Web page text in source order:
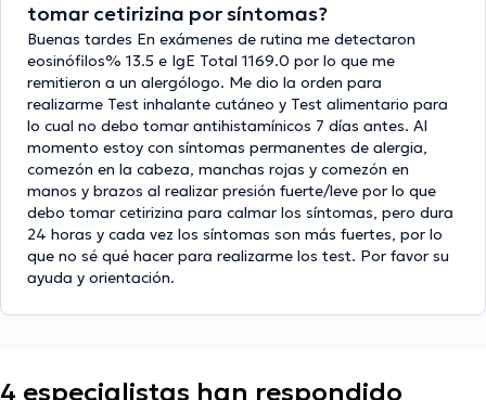
tomar cetirizina por síntomas?
Buenas tardes En exámenes de rutina me detectaron
eosinófilos% 13.5 e IgE Total 1169.0 por lo que me
remitieron a un alergólogo. Me dio la orden para
realizarme Test inhalante cutáneo y Test alimentario para
lo cual no debo tomar antihistamínicos 7 días antes. Al
momento estoy con síntomas permanentes de alergia,
comezón en la cabeza, manchas rojas y comezón en
manos y brazos al realizar presión fuerte/leve por lo que
debo tomar cetirizina para calmar los síntomas, pero dura
24 horas y cada vez los síntomas son más fuertes, por lo
que no sé qué hacer para realizarme los test. Por favor su
ayuda y orientación.
4 especialistas han respondido